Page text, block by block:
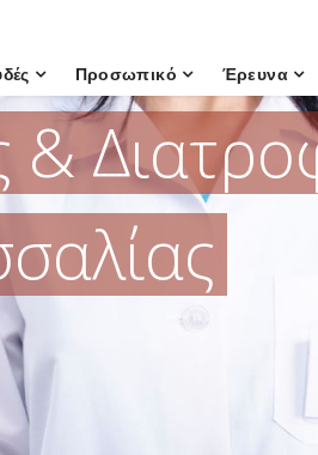
Προσωπικό Έρευνα
&